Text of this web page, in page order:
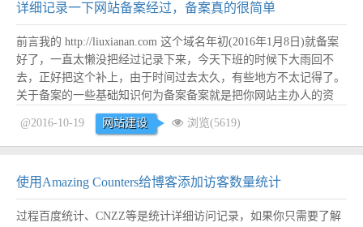
详细记录一下网站备案经过，备案真的很简单
前言我的 http://liuxianan.com 这个域名年初(2016年1月8日)就备案
好了，一直太懒没把经过记录下来，今天下班的时候下大雨回不
去，正好把这个补上，由于时间过去太久，有些地方不太记得了。
关于备案的一些基础知识何为备案备案就是把你网站主办人的资
料、网站的资料到工信部去登记下，主要还是为了管控。备案貌似
只有中国才有，国外不知道有木有，有待查证。 一定要备案么不
一定，很多国外节...阅读全文
@2016-10-19 网站建设 浏览(5619)
使用Amazing Counters给博客添加访客数量统计
过程百度统计、CNZZ等是统计详细访问记录，如果你只需要了解